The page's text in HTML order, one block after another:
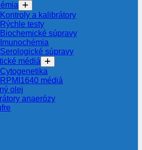
Kontroly a kalibrátory
Rýchle testy
Biochemické súpravy
Imunochémia
Serologické súpravy
médiá
Cytogenetika
RPMI1640 médiá
olej
anaerózy